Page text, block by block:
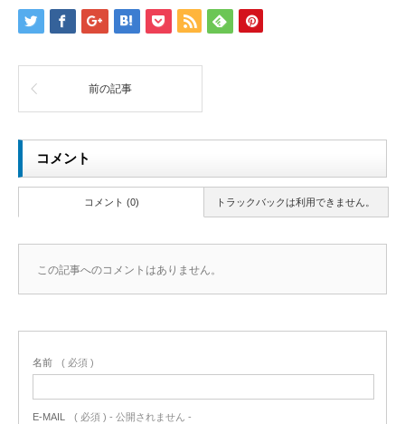
前の記事
コメント
トラックバックは利用できません。
コメント (0)
この記事へのコメントはありません。
名前 ( 必須 )
E-MAIL ( 必須 ) - 公開されません -